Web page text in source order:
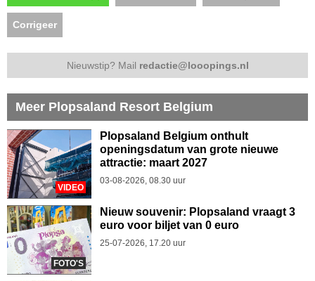
Corrigeer
Nieuwstip? Mail redactie@looopings.nl
Meer Plopsaland Resort Belgium
VIDEO
Plopsaland Belgium onthult
openingsdatum van grote nieuwe
attractie: maart 2027
03-08-2026, 08.30 uur
FOTO'S
Nieuw souvenir: Plopsaland vraagt 3
euro voor biljet van 0 euro
25-07-2026, 17.20 uur